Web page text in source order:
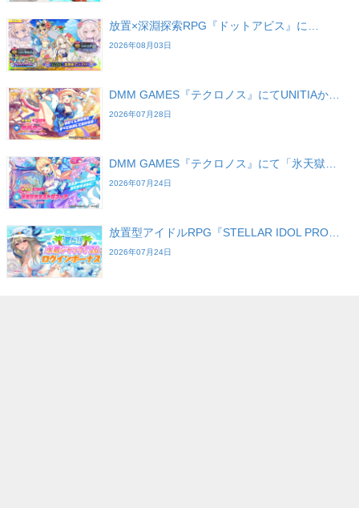
放置×深淵探索RPG『ドットアビス』に…
2026年08月03日
DMM GAMES『テクロノス』にてUNITIAか…
2026年07月28日
DMM GAMES『テクロノス』にて「氷天獄…
2026年07月24日
放置型アイドルRPG『STELLAR IDOL PRO…
2026年07月24日